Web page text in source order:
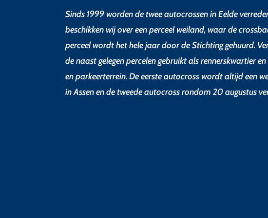
Sinds 1999 worden de twee autocrossen in Eelde
beschikken wij over een perceel weiland, waar de
perceel wordt het hele jaar door de Stichting gehuurd.
de naast gelegen percelen gebruikt als rennerskwartier
en parkeerterrein. De eerste autocross wordt altijd een
in Assen en de tweede autocross rondom 20 augustus